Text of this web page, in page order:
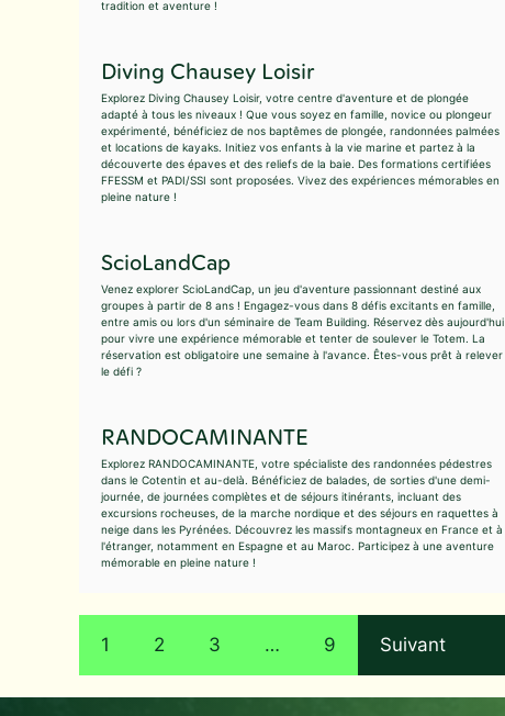
tradition et aventure !
Diving Chausey Loisir
Explorez Diving Chausey Loisir, votre centre d'aventure et de plongée
adapté à tous les niveaux ! Que vous soyez en famille, novice ou plongeur
expérimenté, bénéficiez de nos baptêmes de plongée, randonnées palmées
et locations de kayaks. Initiez vos enfants à la vie marine et partez à la
découverte des épaves et des reliefs de la baie. Des formations certifiées
FFESSM et PADI/SSI sont proposées. Vivez des expériences mémorables en
pleine nature !
ScioLandCap
Venez explorer ScioLandCap, un jeu d'aventure passionnant destiné aux
groupes à partir de 8 ans ! Engagez-vous dans 8 défis excitants en famille,
entre amis ou lors d'un séminaire de Team Building. Réservez dès aujourd'hui
pour vivre une expérience mémorable et tenter de soulever le Totem. La
réservation est obligatoire une semaine à l'avance. Êtes-vous prêt à relever
le défi ?
RANDOCAMINANTE
Explorez RANDOCAMINANTE, votre spécialiste des randonnées pédestres
dans le Cotentin et au-delà. Bénéficiez de balades, de sorties d'une demi-
journée, de journées complètes et de séjours itinérants, incluant des
excursions rocheuses, de la marche nordique et des séjours en raquettes à
neige dans les Pyrénées. Découvrez les massifs montagneux en France et à
l'étranger, notamment en Espagne et au Maroc. Participez à une aventure
mémorable en pleine nature !
1 2 3 … 9 Suivant